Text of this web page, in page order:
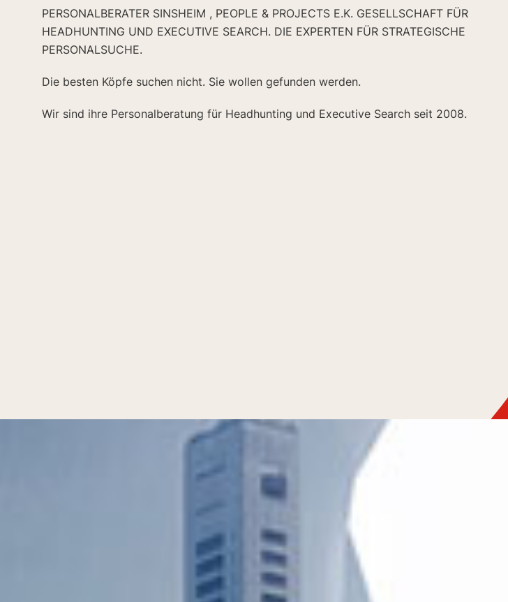
PERSONALBERATER SINSHEIM , PEOPLE & PROJECTS E.K. GESELLSCHAFT FÜR
HEADHUNTING UND EXECUTIVE SEARCH. DIE EXPERTEN FÜR STRATEGISCHE
PERSONALSUCHE.
Die besten Köpfe suchen nicht. Sie wollen gefunden werden.
Wir sind ihre Personalberatung für Headhunting und Executive Search seit 2008.